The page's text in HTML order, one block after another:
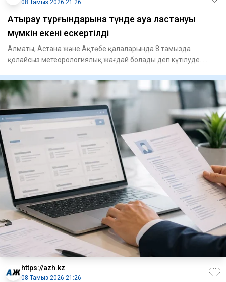
08 Тамыз 2026 21:26
Атырау тұрғындарына түнде ауа ластануы
мүмкін екені ескертілді
Алматы, Астана және Ақтөбе қалаларында 8 тамызда
қолайсыз метеорологиялық жағдай болады деп күтілуде.
https://azh.kz
08 Тамыз 2026 21:26